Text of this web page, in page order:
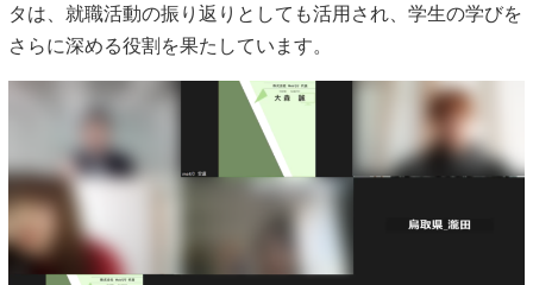
タは、就職活動の振り返りとしても活用され、学生の学びを
さらに深める役割を果たしています。